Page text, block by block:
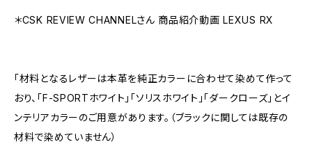
＊CSK REVIEW CHANNELさん 商品紹介動画 LEXUS RX
「材料となるレザーは本革を純正カラーに合わせて染めて作って
おり、「F-SPORTホワイト」「ソリスホワイト」「ダークローズ」とイ
ンテリアカラーのご用意があります。（ブラックに関しては既存の
材料で染めていません）